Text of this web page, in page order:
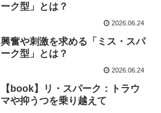
ーク型」とは？
2026.06.24
興奮や刺激を求める「ミス・スパ
ーク型」とは？
2026.06.24
【book】リ・スパーク：トラウ
マや抑うつを乗り越えて